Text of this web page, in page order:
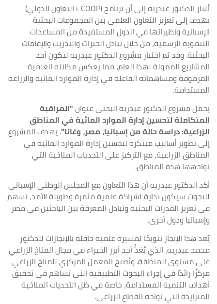
أشار الدكتور عبدربه إلى أن برنامج (i-COOP التعاون الدولي)
يهدف إلى تعزيز التعاون العلمي بين المجموعات البحثية
الإسبانية ونظيراتها في الدول المستفيدة من المساعدات
التنموية الرسمية، من خلال تبادل الخبرات والتدريب والإقامات
البحثية. وقد تم اختيار مشروع الدكتور عبدربه ليكون أحد
المشاريع الممولة لهذا العام، مما يعكس مكانته العلمية
المرموقة ومساهماته الفاعلة في إدارة الموارد المائية والزراعة
المستدامة.
يحمل مشروع الدكتور عبدربه البحثي عنوان"المراقبة
المتكاملة لتحسين إدارة الموارد المائية في المناطق
الزراعية: دراسة حالة من إسبانيا، مصر، وغانا". يهدف المشروع
إلى تطوير أساليب مبتكرة لتحسين إدارة الموارد المائية في
المناطق الزراعية، مع التركيز على التحديات المناخية التي
تواجهها هذه المناطق.
أكد الدكتور عبدربه أن هذا التعاون مع المجلس الوطني الإسباني
للبحوث سيكون بداية لشراكة علمية مثمرة وطويلة الأمد، تسهم
في تعزيز القدرات البحثية وتبادل المعرفة بين الباحثين في مصر
وإسبانيا ودول أخرى.
يُعد هذا الإنجاز تتويجًا لمسيرة علمية حافلة بالإنجازات للدكتور
محمد عبدربه، الذي يُعَدُّ أحد أبرز الخبراء في مجال المناخ الزراعي
على مستوى المنطقة. وأصبح المعمل المركزي للمناخ الزراعي
مركزًا رائدًا في إجراء البحوث التطبيقية التي تساهم في تحقيق
أهداف التنمية المستدامة، خاصة في ظل التحديات المناخية
المتزايدة التي تواجه القطاع الزراعي.